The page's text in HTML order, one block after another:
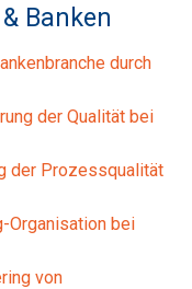
Banken
durch
der Qualität bei
der Prozessqualität
Organisation bei
von